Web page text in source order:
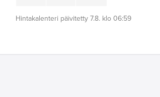
Hintakalenteri päivitetty 7.8. klo 06:59